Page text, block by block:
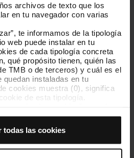
archivos de texto que los
en tu navegador con varias
te informamos de la tipología
web puede instalar en tu
de cada tipología concreta
qué propósito tienen, quién las
TMB o de terceros) y cuál es el
quedan instaladas en tu
cookies muestra (0), significa
de esta tipología.
se instalen en tu navegador.
indicar si quieres que se
de esa clase.
tus preferencias, debes
todas las cookies
los grupos de interés
que quieran inscribirse en el Registro
un código de conducta común.
éticas básicas para actuar con
al interés público cuando
la participación de los grupos de
y en condiciones de
públicos.